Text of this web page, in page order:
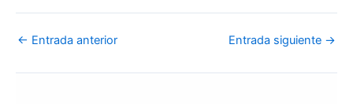
← Entrada anterior Entrada siguiente →